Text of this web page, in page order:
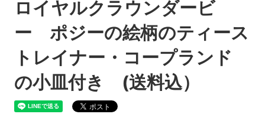
ロイヤルクラウンダービ
ー ポジーの絵柄のティース
トレイナー・コープランド
の小皿付き (送料込）